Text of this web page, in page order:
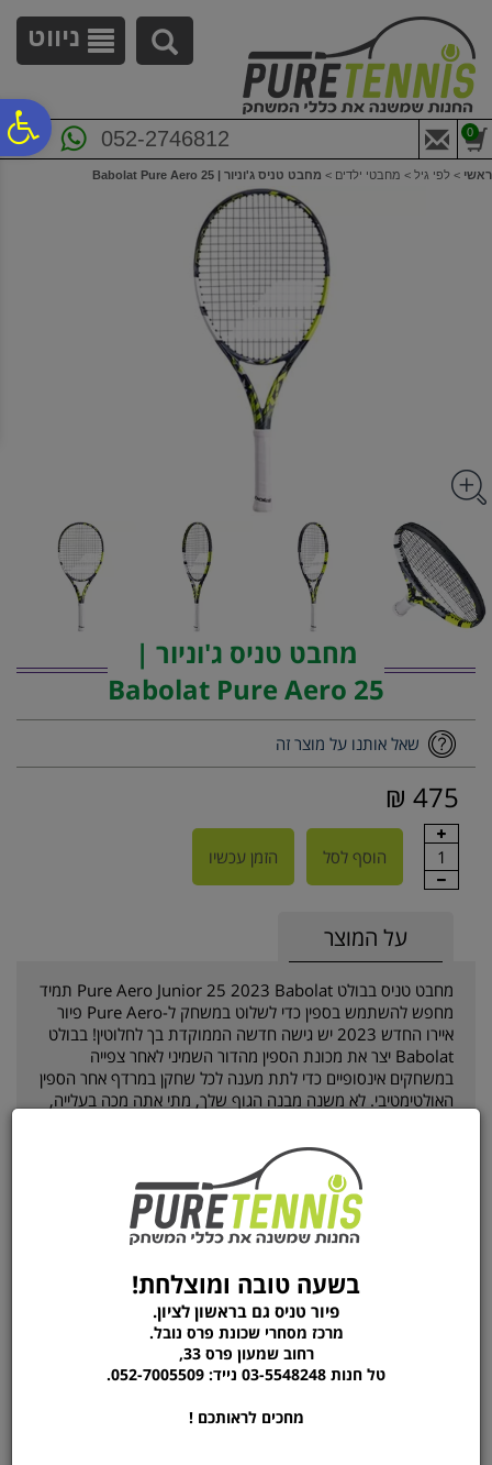
נגישות
ניווט
052-2746812 0
ראשי > לפי גיל > מחבטי ילדים > מחבט טניס ג'וניור | Babolat Pure Aero 25
מחבט טניס ג'וניור |
Babolat Pure Aero 25
שאל אותנו על מוצר זה
475 ₪
1 הוסף לסל הזמן עכשיו
על המוצר
מחבט טניס בבולט Pure Aero Junior 25 2023 Babolat תמיד
מחפש להשתמש בספין כדי לשלוט במשחק ל-Pure Aero פיור
איירו החדש 2023 יש גישה חדשה הממוקדת בך לחלוטין! בבולט
Babolat יצר את מכונת הספין מהדור השמיני לאחר צפייה
במשחקים אינסופיים כדי לתת מענה לכל שחקן במרדף אחר הספין
האולטימטיבי. לא משנה מבנה הגוף שלך, מתי אתה מכה בעלייה,
בתוכך! היו כמו רפאל נדאל, ליילה פרננדס, פליקס אוגר-אליאסיים
הטניס Pure Aero Jr 25 מושלם עבור שחקנים תחרותיים צעירים
המעוניינים להשתמש בספין ובכוח כדי לפתח את המשחק שלהם.
המחבט מגיע שזור בגידים מקוריים של BABOLAT
מידע נוסף
Babolat
בשעה טובה ומוצלחת!
פיור טניס גם בראשון לציון.
מרכז מסחרי שכונת פרס נובל.
רחוב שמעון פרס 33,
טל חנות 03-5548248 נייד: 052-7005509.
מחכים לראותכם !